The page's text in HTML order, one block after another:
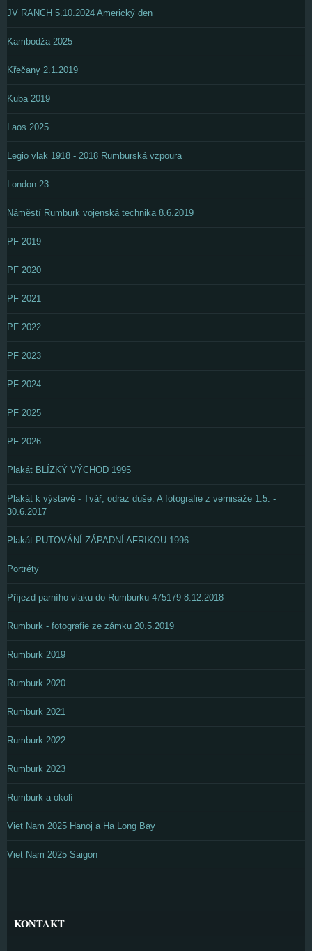
JV RANCH 5.10.2024 Americký den
Kambodža 2025
Křečany 2.1.2019
Kuba 2019
Laos 2025
Legio vlak 1918 - 2018 Rumburská vzpoura
London 23
Náměstí Rumburk vojenská technika 8.6.2019
PF 2019
PF 2020
PF 2021
PF 2022
PF 2023
PF 2024
PF 2025
PF 2026
Plakát BLÍZKÝ VÝCHOD 1995
Plakát k výstavě - Tvář, odraz duše. A fotografie z vernisáže 1.5. -
30.6.2017
Plakát PUTOVÁNÍ ZÁPADNÍ AFRIKOU 1996
Portréty
Příjezd parního vlaku do Rumburku 475179 8.12.2018
Rumburk - fotografie ze zámku 20.5.2019
Rumburk 2019
Rumburk 2020
Rumburk 2021
Rumburk 2022
Rumburk 2023
Rumburk a okolí
Viet Nam 2025 Hanoj a Ha Long Bay
Viet Nam 2025 Saigon
KONTAKT